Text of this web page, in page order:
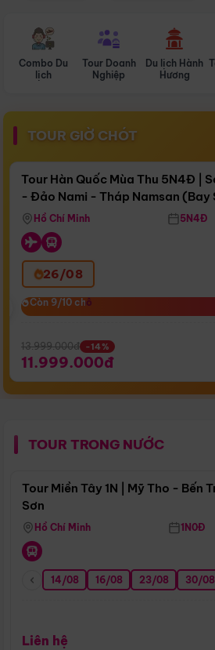
Combo Du
lịch
Tour Doanh
Nghiệp
Du lịch Hành
Hương
TOUR GIỜ CHÓT
Còn16 ngày 14:49:30
Bay Sun Phuquoc Airways
Tour Hàn Quốc Mùa Thu 5N4Đ |
- Đảo Nami - Tháp Namsan (Bay
Airways)
Hồ Chí Minh 5N4Đ
26/08
Còn 9/10 chỗ
Còn 9/10 chỗ
13.999.000đ -14%
11.999.000đ
TOUR TRONG NƯỚC
Tour Miền Tây 1N | Mỹ Tho - Bến
Sơn
Hồ Chí Minh 1N0Đ
14/08 16/08 23/08 30/08
Liên hệ